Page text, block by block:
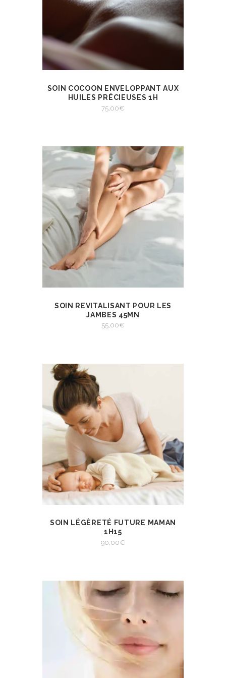
VIEW
AJOUTER AU
PANIER
SOIN COCOON ENVELOPPANT AUX
HUILES PRÉCIEUSES 1H
75,00€
VIEW
AJOUTER AU
PANIER
SOIN REVITALISANT POUR LES
JAMBES 45MN
55,00€
VIEW
AJOUTER AU
SOIN LÉGÈRETÉ FUTURE MAMAN
1H15
90,00€